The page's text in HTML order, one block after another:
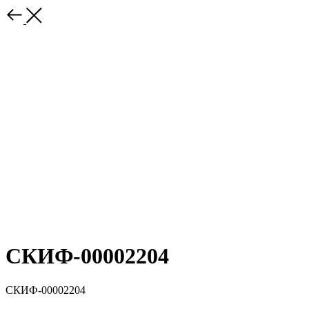
СКИФ-00002204
СКИФ-00002204